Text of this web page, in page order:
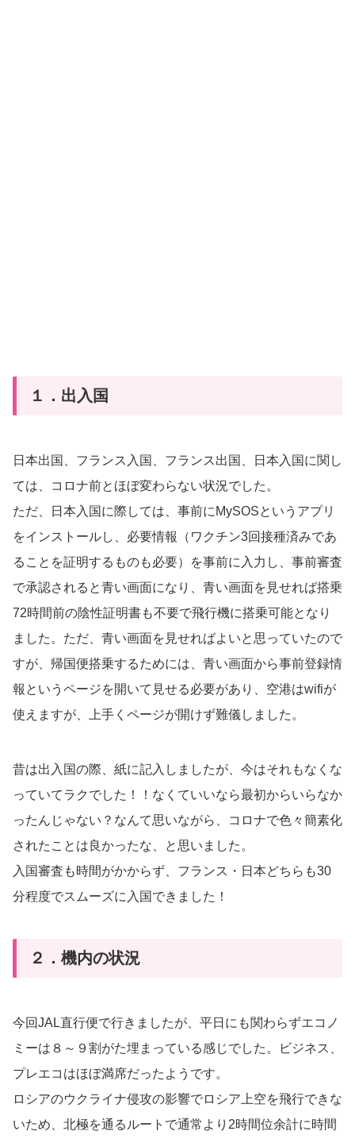
１．出入国
日本出国、フランス入国、フランス出国、日本入国に関し
ては、コロナ前とほぼ変わらない状況でした。
ただ、日本入国に際しては、事前にMySOSというアプリ
をインストールし、必要情報（ワクチン3回接種済みであ
ることを証明するものも必要）を事前に入力し、事前審査
で承認されると青い画面になり、青い画面を見せれば搭乗
72時間前の陰性証明書も不要で飛行機に搭乗可能となり
ました。ただ、青い画面を見せればよいと思っていたので
すが、帰国便搭乗するためには、青い画面から事前登録情
報というページを開いて見せる必要があり、空港はwifiが
使えますが、上手くページが開けず難儀しました。
昔は出入国の際、紙に記入しましたが、今はそれもなくな
っていてラクでした！！なくていいなら最初からいらなか
ったんじゃない？なんて思いながら、コロナで色々簡素化
されたことは良かったな、と思いました。
入国審査も時間がかからず、フランス・日本どちらも30
分程度でスムーズに入国できました！
２．機内の状況
今回JAL直行便で行きましたが、平日にも関わらずエコノ
ミーは８～９割がた埋まっている感じでした。ビジネス、
プレエコはほぼ満席だったようです。
ロシアのウクライナ侵攻の影響でロシア上空を飛行できな
いため、北極を通るルートで通常より2時間位余計に時間